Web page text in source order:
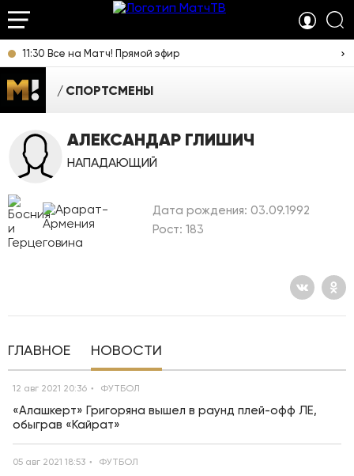
11:30 Все на Матч! Прямой эфир
СПОРТСМЕНЫ
АЛЕКСАНДАР ГЛИШИЧ
НАПАДАЮЩИЙ
Дата рождения: 03.09.1992
Рост: 183
ГЛАВНОЕ НОВОСТИ
12 авг 2021 20:36 ФУТБОЛ
«Алашкерт» Григоряна вышел в раунд плей-офф ЛЕ,
обыграв «Кайрат»
05 авг 2021 18:53 ФУТБОЛ